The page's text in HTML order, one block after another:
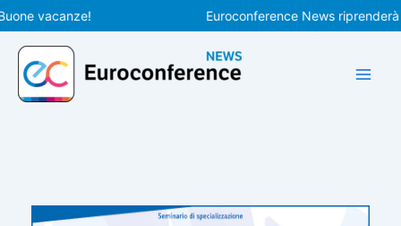
Vai
al
contenuto
vacanze! Euroconference News riprenderà le